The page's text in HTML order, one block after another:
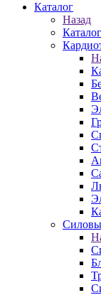
Каталог
Назад
Каталог